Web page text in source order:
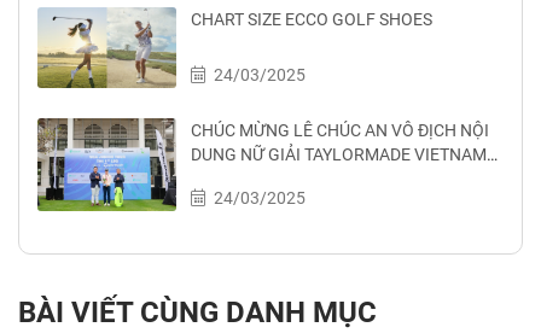
CHART SIZE ECCO GOLF SHOES
24/03/2025
CHÚC MỪNG LÊ CHÚC AN VÔ ĐỊCH NỘI
DUNG NỮ GIẢI TAYLORMADE VIETNAM
24/03/2025
BÀI VIẾT CÙNG DANH MỤC